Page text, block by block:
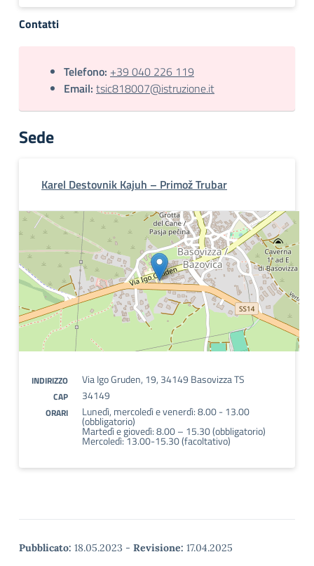
Contatti
Telefono: +39 040 226 119
Email: tsic818007@istruzione.it
Sede
Karel Destovnik Kajuh – Primož Trubar
INDIRIZZO Via Igo Gruden, 19, 34149 Basovizza TS
CAP 34149
ORARI Lunedì, mercoledì e venerdì: 8.00 - 13.00
(obbligatorio)
Martedì e giovedì: 8.00 – 15.30 (obbligatorio)
Mercoledì: 13.00-15.30 (facoltativo)
Pubblicato: 18.05.2023 - Revisione: 17.04.2025